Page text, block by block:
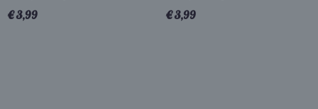
€ 3,99 € 3,99